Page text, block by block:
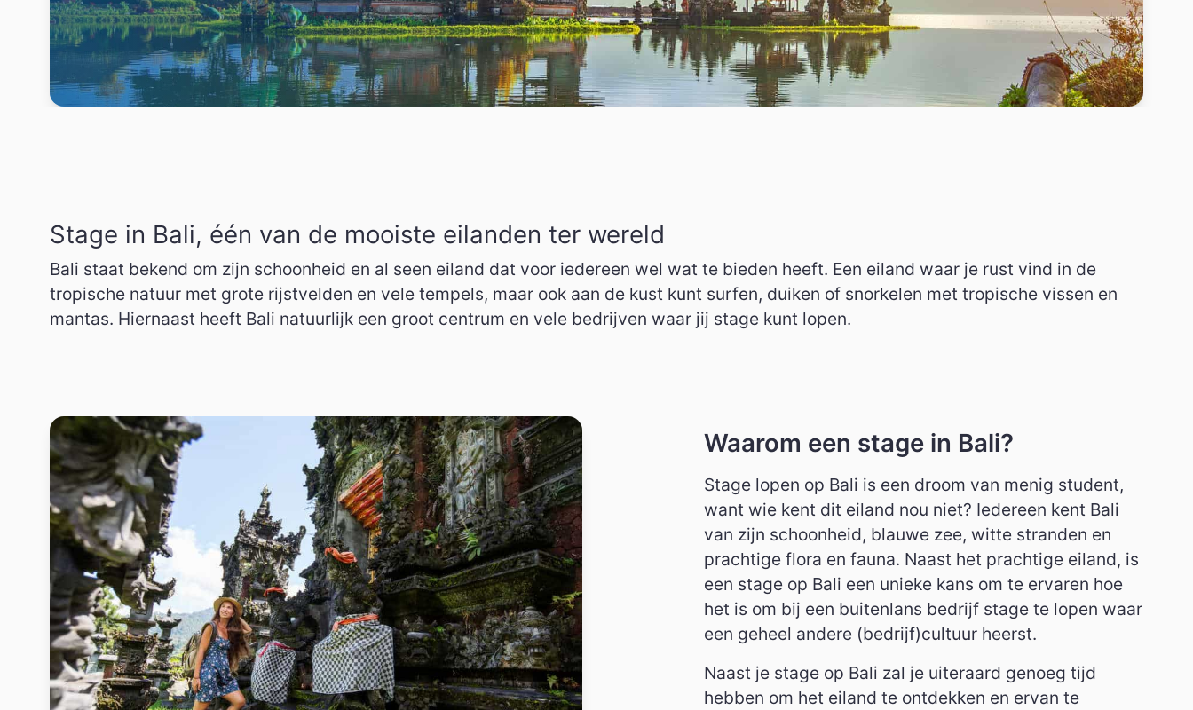
Vietnam
Hong Kong
Japanse
Bekijk alle artikelen
Stage in Bali, één van de mooiste eilanden ter wereld
Bali staat bekend om zijn schoonheid en al seen eiland dat voor iedereen wel wat te bieden heeft. Een eiland waar je rust vind in de
tropische natuur met grote rijstvelden en vele tempels, maar ook aan de kust kunt surfen, duiken of snorkelen met tropische vissen en
mantas. Hiernaast heeft Bali natuurlijk een groot centrum en vele bedrijven waar jij stage kunt lopen.
Waarom een stage in Bali?
Stage lopen op Bali is een droom van menig student,
want wie kent dit eiland nou niet? Iedereen kent Bali
van zijn schoonheid, blauwe zee, witte stranden en
prachtige flora en fauna. Naast het prachtige eiland, is
een stage op Bali een unieke kans om te ervaren hoe
het is om bij een buitenlans bedrijf stage te lopen waar
een geheel andere (bedrijf)cultuur heerst.
Naast je stage op Bali zal je uiteraard genoeg tijd
hebben om het eiland te ontdekken en ervan te